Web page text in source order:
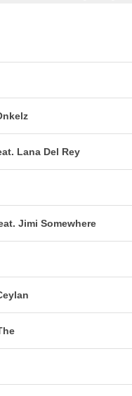
Lana Del Rey
Jimi Somewhere